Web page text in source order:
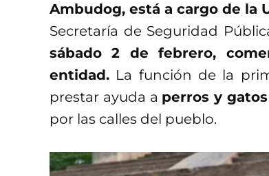
Ambudog, está a cargo de la
Secretaría de Seguridad
sábado 2 de febrero,
entidad. La función de la
prestar ayuda a perros y
por las calles del pueblo.